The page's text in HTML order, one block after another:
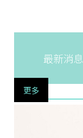
最新消息
更多